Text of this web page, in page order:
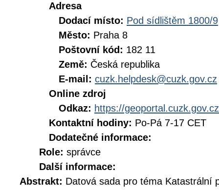
Adresa
Dodací místo: Pod sídlištěm 1800/9
Město: Praha 8
Poštovní kód: 182 11
Země: Česká republika
E-mail: cuzk.helpdesk@cuzk.gov.cz
Online zdroj
Odkaz: https://geoportal.cuzk.gov.cz
Kontaktní hodiny: Po-Pá 7-17 CET
Dodatečné informace:
Role: správce
Další informace:
Abstrakt: Datová sada pro téma Katastrální